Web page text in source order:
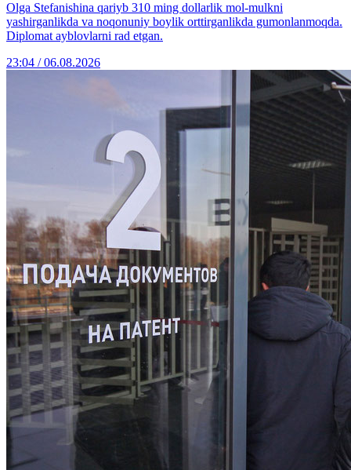
Olga Stefanishina qariyb 310 ming dollarlik mol-mulkni
yashirganlikda va noqonuniy boylik orttirganlikda gumonlanmoqda.
Diplomat ayblovlarni rad etgan.
23:04 / 06.08.2026